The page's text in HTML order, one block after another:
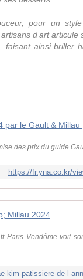
pour un
d’art articule
ainsi briller
des prix du guide
https://fr.yna.co.kr/
Millau 2024
Paris Vendôme voit
kim-patissiere-de-l-